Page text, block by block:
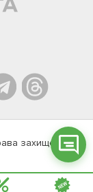
захищені
Телеграм
чат